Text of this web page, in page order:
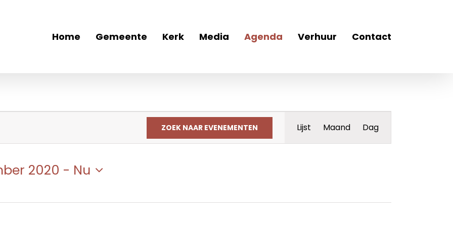
Home Gemeente Kerk Media Agenda Verhuur Contact
ZOEK NAAR EVENEMENTEN
weergaven
navigatie
Lijst Maand Dag
2020 - Nu